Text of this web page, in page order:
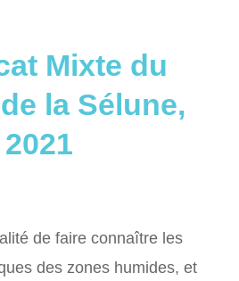
Mixte du
la Sélune,
2021
de faire connaître les
des zones humides, et